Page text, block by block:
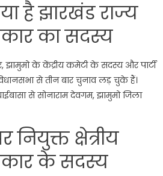
है झारखंड राज्य
का सदस्य
झामुमो के केंद्रीय कमेटी के सदस्य और पार्टी
से तीन बार चुनाव लड़ चुके हैं।
से सोनाराम देवगम, झामुमो जिला
नियुक्त क्षेत्रीय
के सदस्य